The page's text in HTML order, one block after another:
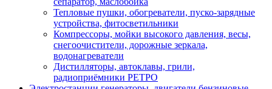
Тепловые пушки, обогреватели, пуско-зарядные
устройства, фитосветильники
Компрессоры, мойки высокого давления, весы,
снегоочистители, дорожные зеркала,
водонагреватели
Дистилляторы, автоклавы, грили,
радиоприёмники РЕТРО